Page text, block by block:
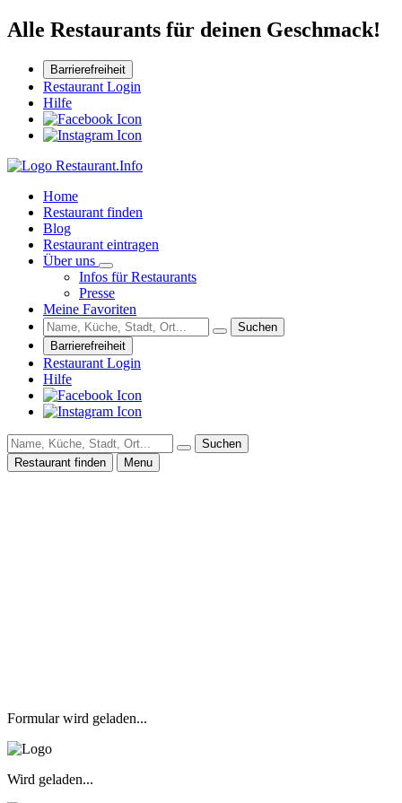
Alle Restaurants für deinen Geschmack!
Barrierefreiheit
Restaurant Login
Hilfe
Home
Restaurant finden
Blog
Restaurant eintragen
Über uns
Infos für Restaurants
Presse
Meine Favoriten
Suchen
Barrierefreiheit
Restaurant Login
Hilfe
Suchen
Restaurant finden
Menu
Formular wird geladen...
Wird geladen...